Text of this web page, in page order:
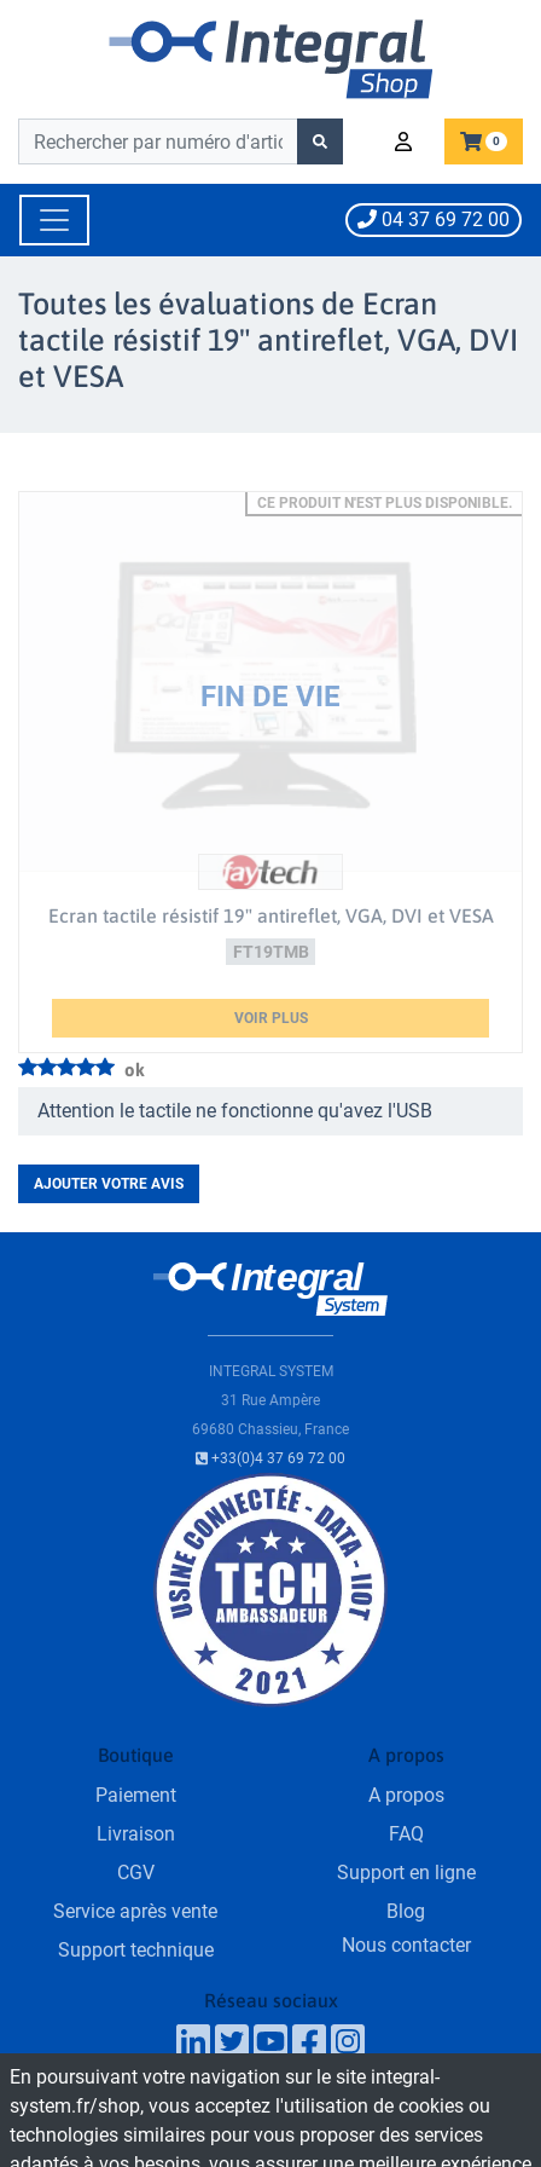
Barre de recherche
Barre de recherche 0
04 37 69 72 00
Toutes les évaluations de Ecran
tactile résistif 19" antireflet, VGA, DVI
et VESA
CE PRODUIT N'EST PLUS DISPONIBLE.
Ecran tactile résistif 19" antireflet, VGA, DVI et VESA
FT19TMB
VOIR PLUS
ok
Attention le tactile ne fonctionne qu'avez l'USB
AJOUTER VOTRE AVIS
INTEGRAL SYSTEM
31 Rue Ampère
69680 Chassieu, France
+33(0)4 37 69 72 00
Boutique
Paiement
Livraison
CGV
Service après vente
Support technique
A propos
A propos
FAQ
Support en ligne
Blog
Nous contacter
Réseau sociaux
SAV & Service commercial
Du Lundi au Vendredi de 9h - 18h
En poursuivant votre navigation sur le site integral-
system.fr/shop, vous acceptez l'utilisation de cookies ou
technologies similaires pour vous proposer des services